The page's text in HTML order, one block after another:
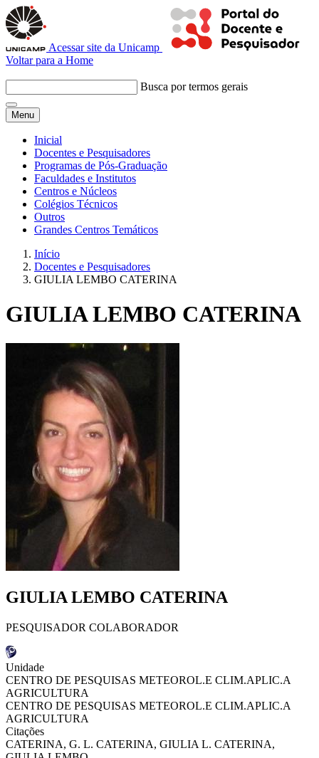
Acessar site da Unicamp
Voltar para a Home
Busca por termos gerais
Menu
Inicial
Docentes e Pesquisadores
Programas de Pós-Graduação
Faculdades e Institutos
Centros e Núcleos
Colégios Técnicos
Outros
Grandes Centros Temáticos
Início
Docentes e Pesquisadores
GIULIA LEMBO CATERINA
GIULIA LEMBO CATERINA
GIULIA LEMBO CATERINA
PESQUISADOR COLABORADOR
Unidade
CENTRO DE PESQUISAS METEOROL.E CLIM.APLIC.A
AGRICULTURA
CENTRO DE PESQUISAS METEOROL.E CLIM.APLIC.A
AGRICULTURA
Citações
CATERINA, G. L. CATERINA, GIULIA L. CATERINA,